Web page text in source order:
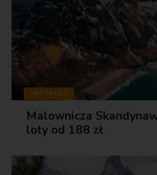
ARTYKUŁY
Malownicza
loty od 188 zł